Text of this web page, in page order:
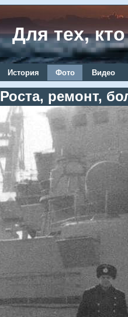
Для тех,
История Фото Видео
Роста, ремонт,